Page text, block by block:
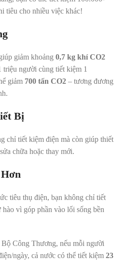
tiêu cho nhiều việc khác!
giảm khoảng 0,7 kg khí CO2
người cùng tiết kiệm 1
giảm 700 tấn CO2 – tương đương
Bị
chỉ tiết kiệm điện mà còn giúp thiết
chữa hoặc thay mới.
tiêu thụ điện, bạn không chỉ tiết
vì góp phần vào lối sống bền
Bộ Công Thương, nếu mỗi người
ngày, cả nước có thể tiết kiệm 23